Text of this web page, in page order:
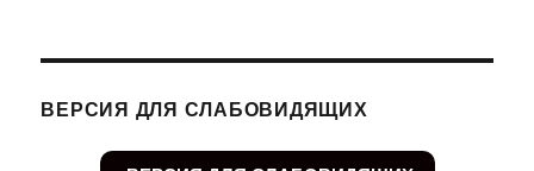
ВЕРСИЯ ДЛЯ СЛАБОВИДЯЩИХ